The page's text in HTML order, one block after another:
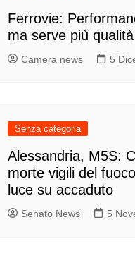
Ferrovie:
ma serve più
Camera news 5
Senza categoria
Alessandria, M5S:
morte vigili del
luce su accaduto
Senato News 5